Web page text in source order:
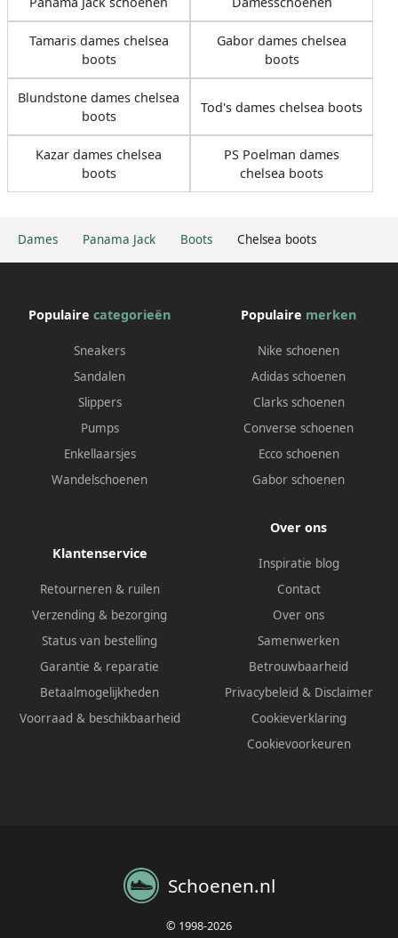
Dames Panama Jack Boots Chelsea boots
Tamaris dames chelsea
boots
Gabor dames chelsea
boots
Blundstone dames chelsea
boots
Tod's dames chelsea boots
Kazar dames chelsea
boots
PS Poelman dames
chelsea boots
Populaire categorieën
Sneakers
Sandalen
Slippers
Pumps
Enkellaarsjes
Wandelschoenen
Populaire merken
Nike schoenen
Adidas schoenen
Clarks schoenen
Converse schoenen
Ecco schoenen
Gabor schoenen
Klantenservice
Retourneren & ruilen
Verzending & bezorging
Status van bestelling
Garantie & reparatie
Betaalmogelijkheden
Voorraad & beschikbaarheid
Over ons
Inspiratie blog
Contact
Over ons
Samenwerken
Betrouwbaarheid
Privacybeleid & Disclaimer
Cookieverklaring
Cookievoorkeuren
Schoenen.nl
© 1998-2026